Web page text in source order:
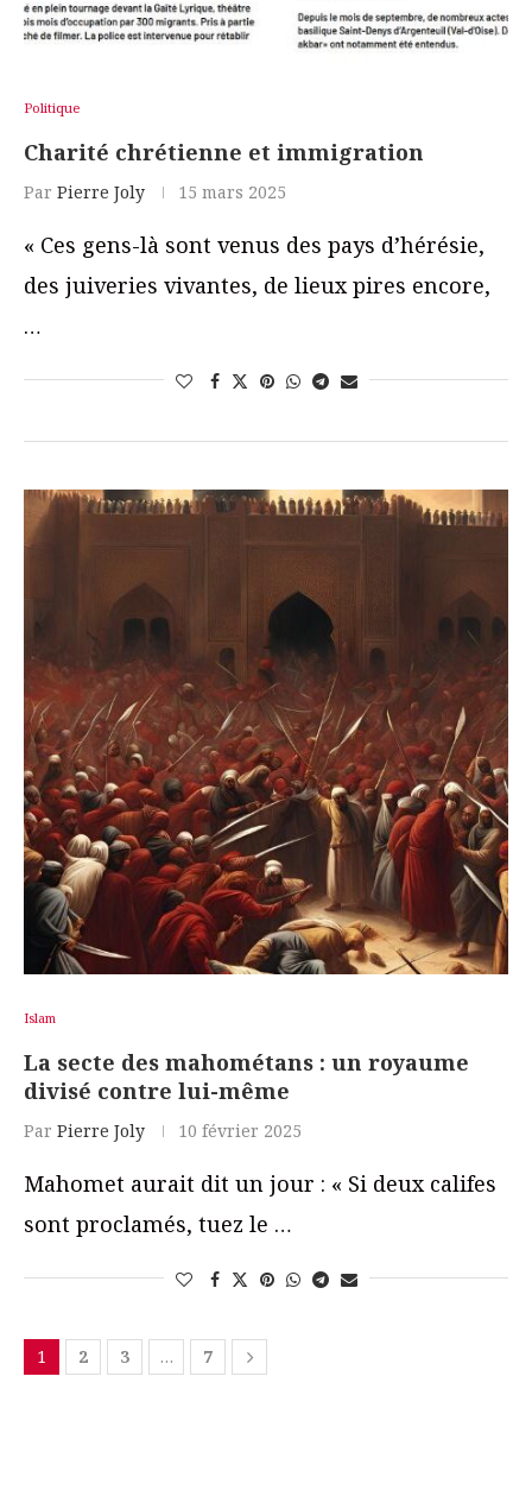
Politique
Charité chrétienne et immigration
Par Pierre Joly 15 mars 2025
« Ces gens-là sont venus des pays d’hérésie,
des juiveries vivantes, de lieux pires encore,
…
Islam
La secte des mahométans : un royaume
divisé contre lui-même
Par Pierre Joly 10 février 2025
Mahomet aurait dit un jour : « Si deux califes
sont proclamés, tuez le …
1 2 3 … 7